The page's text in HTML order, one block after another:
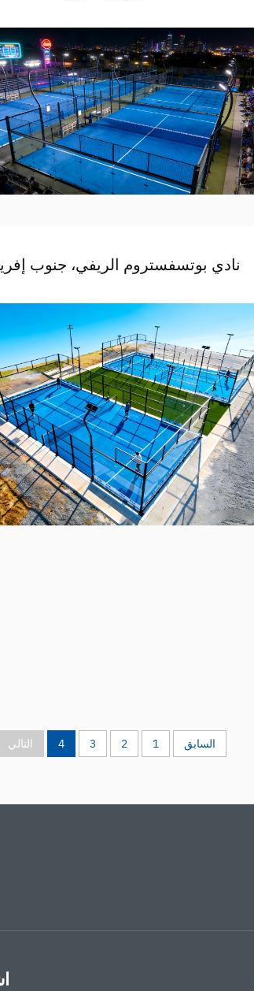
نادي بوتسفستروم الريفي، جنوب
السابق 1
2
3
4 التالي